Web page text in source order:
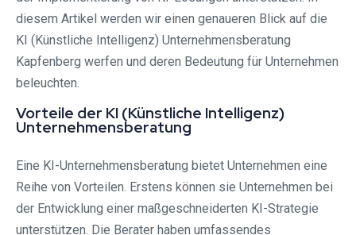
diesem Artikel werden wir einen genaueren Blick auf die
KI (Künstliche Intelligenz) Unternehmensberatung
Kapfenberg werfen und deren Bedeutung für Unternehmen
beleuchten.
Vorteile der KI (Künstliche Intelligenz)
Unternehmensberatung
Eine KI-Unternehmensberatung bietet Unternehmen eine
Reihe von Vorteilen. Erstens können sie Unternehmen bei
der Entwicklung einer maßgeschneiderten KI-Strategie
unterstützen. Die Berater haben umfassendes